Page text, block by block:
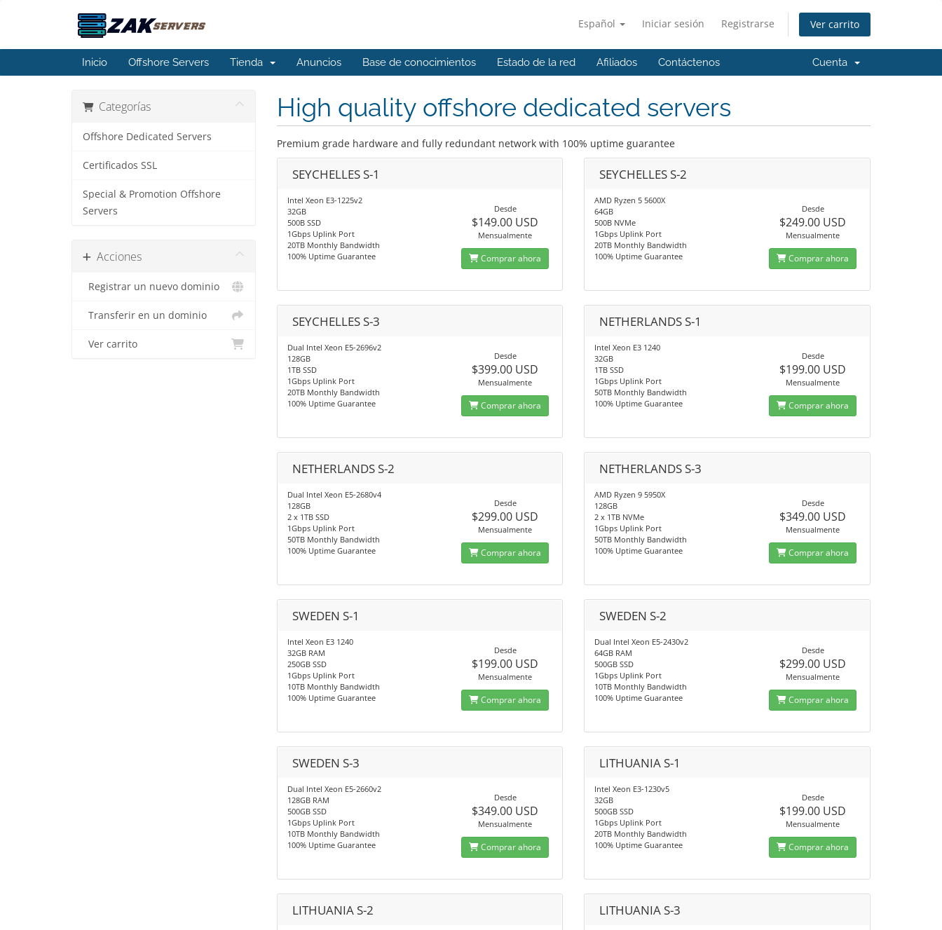
Español Iniciar sesión Registrarse Ver carrito
Inicio Offshore Servers Tienda Anuncios Base de conocimientos Estado de la red Afiliados Contáctenos Cuenta
Categorías
Offshore Dedicated Servers
Certificados SSL
Special & Promotion Offshore
Servers
Acciones
Registrar un nuevo dominio
Transferir en un dominio
Ver carrito
High quality offshore dedicated servers
Premium grade hardware and fully redundant network with 100% uptime guarantee
SEYCHELLES S-1
Intel Xeon E3-1225v2
32GB
500B SSD
1Gbps Uplink Port
20TB Monthly Bandwidth
100% Uptime Guarantee
Desde
$149.00 USD
Mensualmente
Comprar ahora
SEYCHELLES S-2
AMD Ryzen 5 5600X
64GB
500B NVMe
1Gbps Uplink Port
20TB Monthly Bandwidth
100% Uptime Guarantee
Desde
$249.00 USD
Mensualmente
Comprar ahora
SEYCHELLES S-3
Dual Intel Xeon E5-2696v2
128GB
1TB SSD
1Gbps Uplink Port
20TB Monthly Bandwidth
100% Uptime Guarantee
Desde
$399.00 USD
Mensualmente
Comprar ahora
NETHERLANDS S-1
Intel Xeon E3 1240
32GB
1TB SSD
1Gbps Uplink Port
50TB Monthly Bandwidth
100% Uptime Guarantee
Desde
$199.00 USD
Mensualmente
Comprar ahora
NETHERLANDS S-2
Dual Intel Xeon E5-2680v4
128GB
2 x 1TB SSD
1Gbps Uplink Port
50TB Monthly Bandwidth
100% Uptime Guarantee
Desde
$299.00 USD
Mensualmente
Comprar ahora
NETHERLANDS S-3
AMD Ryzen 9 5950X
128GB
2 x 1TB NVMe
1Gbps Uplink Port
50TB Monthly Bandwidth
100% Uptime Guarantee
Desde
$349.00 USD
Mensualmente
Comprar ahora
SWEDEN S-1
Intel Xeon E3 1240
32GB RAM
250GB SSD
1Gbps Uplink Port
10TB Monthly Bandwidth
100% Uptime Guarantee
Desde
$199.00 USD
Mensualmente
Comprar ahora
SWEDEN S-2
Dual Intel Xeon E5-2430v2
64GB RAM
500GB SSD
1Gbps Uplink Port
10TB Monthly Bandwidth
100% Uptime Guarantee
Desde
$299.00 USD
Mensualmente
Comprar ahora
SWEDEN S-3
Dual Intel Xeon E5-2660v2
128GB RAM
500GB SSD
1Gbps Uplink Port
10TB Monthly Bandwidth
100% Uptime Guarantee
Desde
$349.00 USD
Mensualmente
Comprar ahora
LITHUANIA S-1
Intel Xeon E3-1230v5
32GB
500GB SSD
1Gbps Uplink Port
20TB Monthly Bandwidth
100% Uptime Guarantee
Desde
$199.00 USD
Mensualmente
Comprar ahora
LITHUANIA S-2 LITHUANIA S-3